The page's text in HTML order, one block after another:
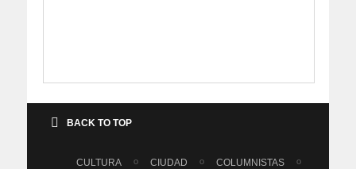
BACK TO TOP
CULTURA CIUDAD COLUMNISTAS